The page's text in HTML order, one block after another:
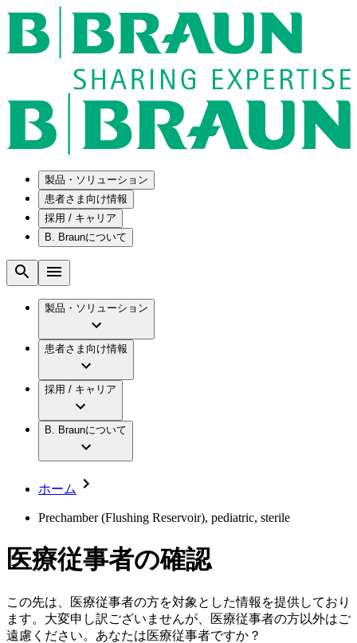
製品・ソリューション
ソリューション
メンテナンスプログラム
国内の修理サービスセンター
手術器具の管理、再生処理工程の業務改善
製品・診療領域
歯科
低侵襲手術 （内視鏡外科手術）
脊椎脊髄治療
パワーシステム
縫合糸 / 皮膚用接着剤
創傷ケア
血管内塞栓術
ソリューション
患者さま向け情報
腰椎椎間板ヘルニアについて
水頭症について
慢性創傷の治癒
アクトリーン ハイライト カテ
アクトリーン ハイライト セット
疾患・症状
採用 / キャリア
ビー・ブラウンエースクラップ株式会社の
ビー・ブラウンエースクラップ株式会社の
会社概要
報
要
キャリア（B. Braunで働くということ）
私たちのカルチャー
キャリア（B. Braunで働くということ）
B. Braunについて
ビジョンとバリュー
ブランド
ついて
イノベーション
私たちの責任
多様性
お問合せ
お問合せフォーム
ニューススペース
製品・ソリューション
患者さま向け情報
採用 / キャリア
B. Braunについて
ホーム
Prechamber (Flushing Reservoir), pediatric, sterile
医療従事者の確認
この先は、医療従事者の方を対象とした情報を提供しており
ます。大変申し訳ございませんが、医療従事者の方以外はご
遠慮ください。あなたは医療従事者ですか？